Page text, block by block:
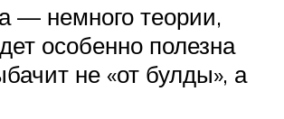
— немного теории,
особенно полезна
не «от булды», а